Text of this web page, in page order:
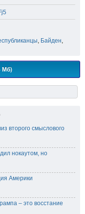
, Байден,
Мб)
второго смыслового
нокаутом, но
Америки
– это восстание